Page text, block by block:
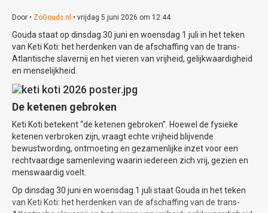
Zintuigprikkelende avond
De regie van deze bijzondere voorstelling is
in handen van Margrethe Beelen. 'Mîne
Minne' belooft een zintuigprikkelende
moderne straatcultuur elkaar ontmoeten.
Locatie: Gouda Studio's, Oosthaven 12,
Gouda
Tijd: 20u00 - 21u15
Tickets: € 15,00 (verkrijgbaar via de
website of de QR-code) / Aan de deur:
Info:www.muziektheatergoedwerk.nl
Door • ZoGouds.nl • vrijdag 5 juni 2026 om 12:44
Gouda staat op dinsdag 30 juni en woensdag 1 juli in het teken
van Keti Koti: het herdenken van de afschaffing van de trans-
Atlantische slavernij en het vieren van vrijheid, gelijkwaardigheid
en menselijkheid.
De ketenen gebroken
Keti Koti betekent “de ketenen gebroken”. Hoewel de fysieke
ketenen verbroken zijn, vraagt echte vrijheid blijvende
bewustwording, ontmoeting en gezamenlijke inzet voor een
rechtvaardige samenleving waarin iedereen zich vrij, gezien en
menswaardig voelt.
Op dinsdag 30 juni en woensdag 1 juli staat Gouda in het teken
van Keti Koti: het herdenken van de afschaffing van de trans-